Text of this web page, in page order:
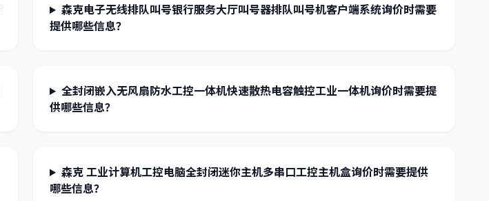
森克电子无线排队叫号银行服务大厅叫号器排队叫号机客户端系统询价时需要
提供哪些信息？
全封闭嵌入无风扇防水工控一体机快速散热电容触控工业一体机询价时需要提
供哪些信息？
森克 工业计算机工控电脑全封闭迷你主机多串口工控主机盒询价时需要提供
哪些信息？